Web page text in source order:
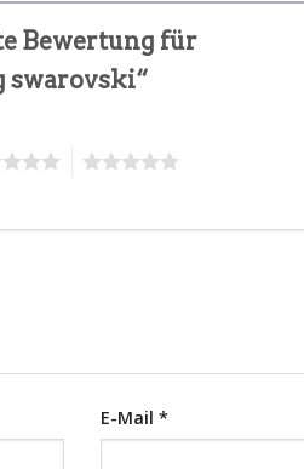
Bewertung für
swarovski“
E-Mail*